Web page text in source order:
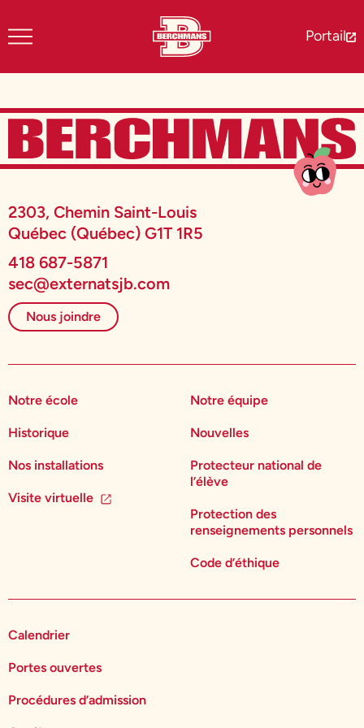
Portail
2303, Chemin Saint-Louis
Québec (Québec) G1T 1R5
418 687-5871
sec@externatsjb.com
Nous joindre
Notre école
Historique
Nos installations
Visite virtuelle
Notre équipe
Nouvelles
Protecteur national de
l’élève
Protection des
renseignements personnels
Code d’éthique
Calendrier
Portes ouvertes
Procédures d’admission